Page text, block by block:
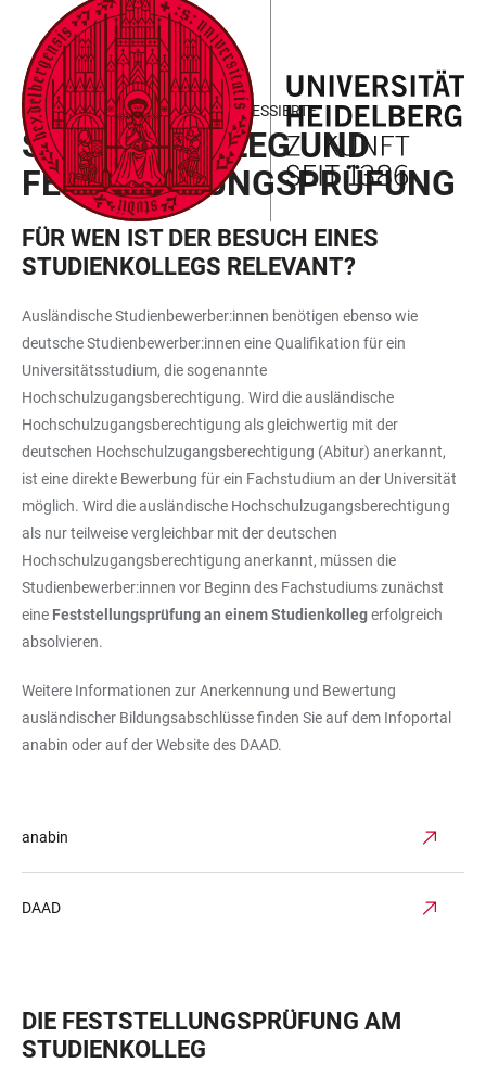
LINKS
ZUR
BARRIEREFREIHEIT
ZUM
HAUPTINHALT
HAUPTNAVIGATION
ÖFFNEN
WEBSEITENSUCHE
ÖFFNEN
INTERNATIONALE STUDIENINTERESSIERTE
STUDIENKOLLEG UND
FESTSTELLUNGSPRÜFUNG
FÜR WEN IST DER BESUCH EINES
STUDIENKOLLEGS RELEVANT?
Ausländische Studienbewerber:innen benötigen ebenso wie
deutsche Studienbewerber:innen eine Qualifikation für ein
Universitätsstudium, die sogenannte
Hochschulzugangsberechtigung. Wird die ausländische
Hochschulzugangsberechtigung als gleichwertig mit der
deutschen Hochschulzugangsberechtigung (Abitur) anerkannt,
ist eine direkte Bewerbung für ein Fachstudium an der Universität
möglich. Wird die ausländische Hochschulzugangsberechtigung
als nur teilweise vergleichbar mit der deutschen
Hochschulzugangsberechtigung anerkannt, müssen die
Studienbewerber:innen vor Beginn des Fachstudiums zunächst
eine Feststellungsprüfung an einem Studienkollegerfolgreich
absolvieren.
Weitere Informationen zur Anerkennung und Bewertung
ausländischer Bildungsabschlüsse finden Sie auf dem Infoportal
anabin oder auf der Website des DAAD.
anabin
DAAD
DIE FESTSTELLUNGSPRÜFUNG AM
STUDIENKOLLEG